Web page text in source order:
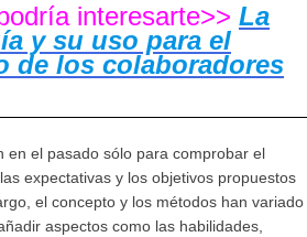
interesarte>> La
y su uso para el
de los colaboradores
en el pasado sólo para comprobar el
expectativas y los objetivos propuestos
el concepto y los métodos han variado
aspectos como las habilidades,